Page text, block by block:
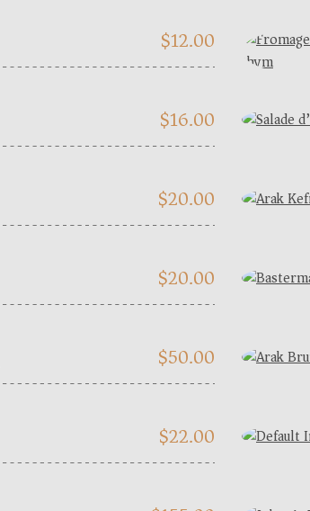
$12.00
$16.00
$20.00
$20.00
$50.00
$22.00